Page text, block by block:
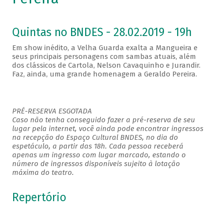
Quintas no BNDES - 28.02.2019 - 19h
Em show inédito, a Velha Guarda exalta a Mangueira e
seus principais personagens com sambas atuais, além
dos clássicos de Cartola, Nelson Cavaquinho e Jurandir.
Faz, ainda, uma grande homenagem a Geraldo Pereira.
PRÉ-RESERVA ESGOTADA
Caso não tenha conseguido fazer a pré-reserva de seu
lugar pela internet, você ainda pode encontrar ingressos
na recepção do Espaço Cultural BNDES, no dia do
espetáculo, a partir das 18h. Cada pessoa receberá
apenas um ingresso com lugar marcado, estando o
número de ingressos disponíveis sujeito à lotação
máxima do teatro.
Repertório